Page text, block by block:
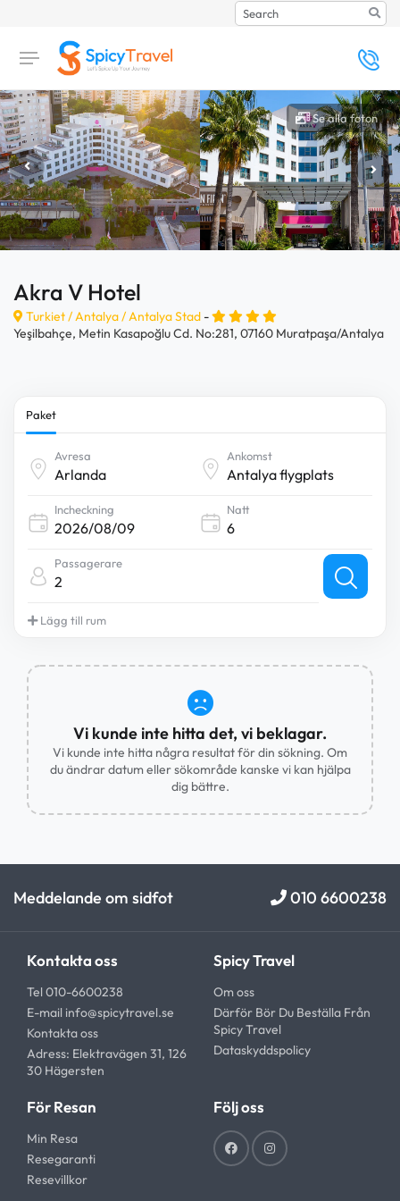
Search
Se alla foton
Akra V Hotel
Turkiet /Antalya/Antalya Stad -
Yeşilbahçe, Metin Kasapoğlu Cd. No:281, 07160 Muratpaşa/Antalya
Paket
Avresa Ankomst
Incheckning Natt
Passagerare
2
Lägg till rum
Vi kunde inte hitta det, vi beklagar.
Vi kunde inte hitta några resultat för din sökning. Om
du ändrar datum eller sökområde kanske vi kan hjälpa
dig bättre.
Meddelande om sidfot 010 6600238
Kontakta oss
Tel 010-6600238
E-mail info@spicytravel.se
Kontakta oss
Adress: Elektravägen 31, 126
30 Hägersten
Spicy Travel
Om oss
Därför Bör Du Beställa Från
Spicy Travel
Dataskyddspolicy
För Resan
Min Resa
Resegaranti
Resevillkor
Följ oss